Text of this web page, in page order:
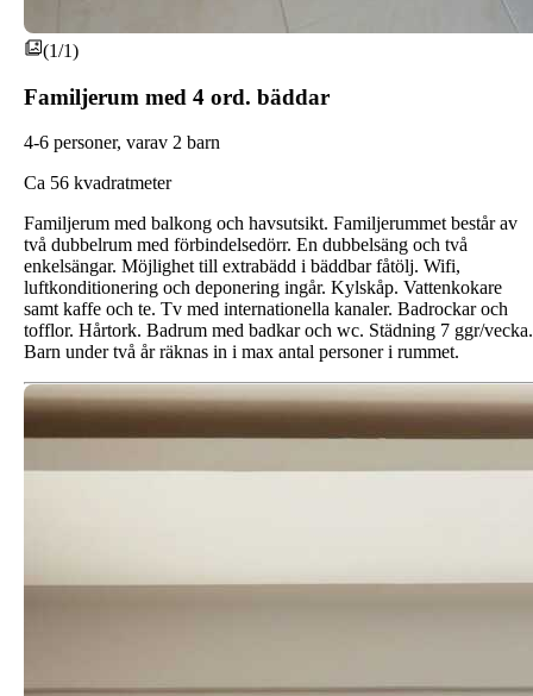
(1/1)
Familjerum med 4 ord. bäddar
4-6 personer, varav 2 barn
Ca 56 kvadratmeter
Familjerum med balkong och havsutsikt. Familjerummet består av
två dubbelrum med förbindelsedörr. En dubbelsäng och två
enkelsängar. Möjlighet till extrabädd i bäddbar fåtölj. Wifi,
luftkonditionering och deponering ingår. Kylskåp. Vattenkokare
samt kaffe och te. Tv med internationella kanaler. Badrockar och
tofflor. Hårtork. Badrum med badkar och wc. Städning 7 ggr/vecka.
Barn under två år räknas in i max antal personer i rummet.